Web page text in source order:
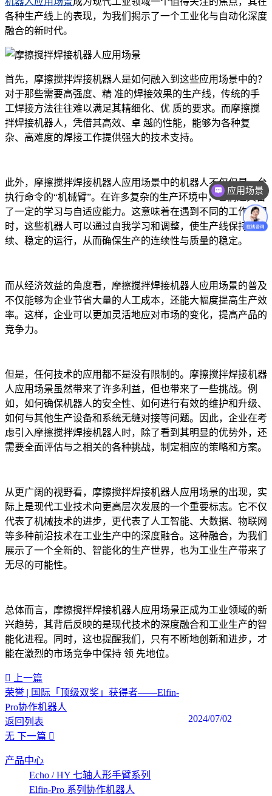
各种生产线上的表现，为我们揭示了一个工业化与自动化深度
融合的新时代。
首先，摩擦搅拌焊接机器人是如何融入到这些应用场景中的？
对于那些需要高强度、精 准的焊接效果的生产线，传统的手
工焊接方法往往难以满足其精细化、优 质的要求。而摩擦搅
拌焊接机器人，凭借其高效、卓 越的性能，能够为各种复
杂、高难度的焊接工作提供强大的技术支持。
此外，摩擦搅拌焊接机器人应用场景中的机器人不仅仅是一台
执行命令的“机械臂”。在许多复杂的生产环境中，它们还具备
了一定的学习与自适应能力。这意味着在遇到不同的工作情况
时，这些机器人可以通过自我学习和调整，使生产线保持持
续、稳定的运行，从而确保生产的连续性与质量的稳定。
而从经济效益的角度看，摩擦搅拌焊接机器人应用场景的普及
不仅能够为企业节省大量的人工成本，还能大幅度提高生产效
率。这样，企业可以更加灵活地应对市场的变化，提高产品的
竞争力。
但是，任何技术的应用都不是没有限制的。摩擦搅拌焊接机器
人应用场景虽然带来了许多利益，但也带来了一些挑战。例
如，如何确保机器人的安全性、如何进行有效的维护和升级、
如何与其他生产设备和系统无缝对接等问题。因此，企业在考
虑引入摩擦搅拌焊接机器人时，除了看到其明显的优势外，还
需要全面评估与之相关的各种挑战，制定相应的策略和方案。
从更广阔的视野看，摩擦搅拌焊接机器人应用场景的出现，实
际上是现代工业技术向更高层次发展的一个重要标志。它不仅
代表了机械技术的进步，更代表了人工智能、大数据、物联网
等多种前沿技术在工业生产中的深度融合。这种融合，为我们
展示了一个全新的、智能化的生产世界，也为工业生产带来了
无尽的可能性。
总体而言，摩擦搅拌焊接机器人应用场景正成为工业领域的新
兴趋势，其背后反映的是现代技术的深度融合和工业生产的智
能化进程。同时，这也提醒我们，只有不断地创新和进步，才
能在激烈的市场竞争中保持 领 先地位。‍
上一篇
荣誉 | 国际「顶级双奖」获得者——Elfin-
Pro协作机器人
2024/07/02
返回列表
无 下一篇
产品中心
Echo / HY 七轴人形手臂系列
Elfin-Pro 系列协作机器人
应用场景
价格咨询